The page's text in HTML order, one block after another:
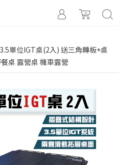
單位IGT桌(2入) 送三角轉板+桌
桌 露營桌 機車露營